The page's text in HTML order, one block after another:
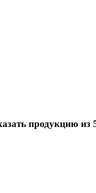
продукцию